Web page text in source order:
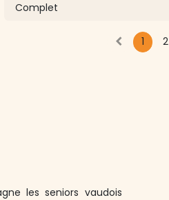
Complet
1 2
les seniors vaudois